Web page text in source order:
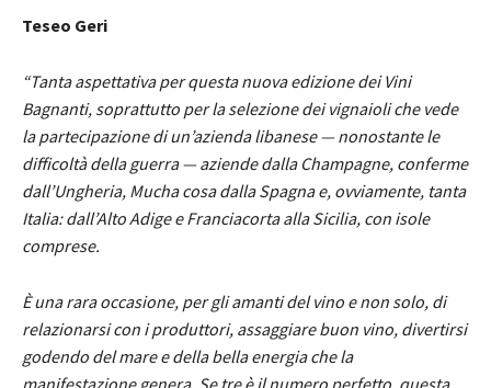
Teseo Geri
“Tanta aspettativa per questa nuova edizione dei Vini
Bagnanti, soprattutto per la selezione dei vignaioli che vede
la partecipazione di un’azienda libanese — nonostante le
difficoltà della guerra — aziende dalla Champagne, conferme
dall’Ungheria, Mucha cosa dalla Spagna e, ovviamente, tanta
Italia: dall’Alto Adige e Franciacorta alla Sicilia, con isole
comprese.
È una rara occasione, per gli amanti del vino e non solo, di
relazionarsi con i produttori, assaggiare buon vino, divertirsi
godendo del mare e della bella energia che la
manifestazione genera. Se tre è il numero perfetto, questa